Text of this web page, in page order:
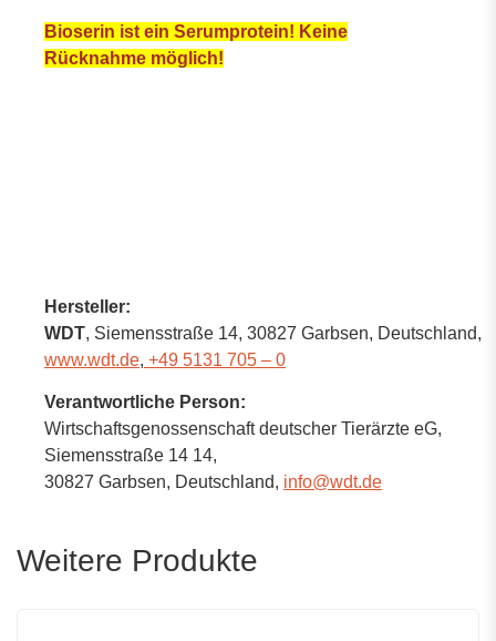
Bioserin ist ein Serumprotein! Keine
Rücknahme möglich!
Hersteller:
WDT, Siemensstraße 14, 30827 Garbsen, Deutschland,
www.wdt.de, +49 5131 705 – 0
Verantwortliche Person:
Wirtschaftsgenossenschaft deutscher Tierärzte eG,
Siemensstraße 14 14,
30827 Garbsen, Deutschland, info@wdt.de
Weitere Produkte